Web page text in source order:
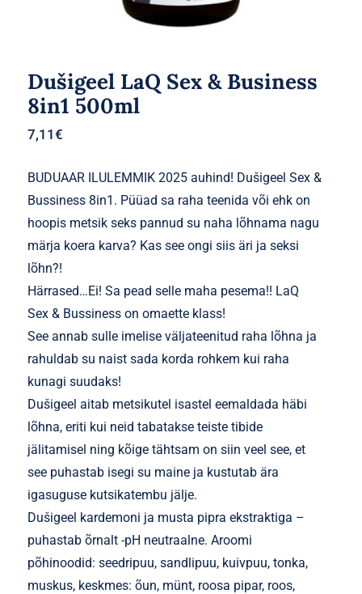
Dušigeel LaQ Sex & Business
8in1 500ml
7,11€
BUDUAAR ILULEMMIK 2025 auhind! Dušigeel Sex &
Bussiness 8in1. Püüad sa raha teenida või ehk on
hoopis metsik seks pannud su naha lõhnama nagu
märja koera karva? Kas see ongi siis äri ja seksi
lõhn?!
Härrased…Ei! Sa pead selle maha pesema!! LaQ
Sex & Bussiness on omaette klass!
See annab sulle imelise väljateenitud raha lõhna ja
rahuldab su naist sada korda rohkem kui raha
kunagi suudaks!
Dušigeel aitab metsikutel isastel eemaldada häbi
lõhna, eriti kui neid tabatakse teiste tibide
jälitamisel ning kõige tähtsam on siin veel see, et
see puhastab isegi su maine ja kustutab ära
igasuguse kutsikatembu jälje.
Dušigeel kardemoni ja musta pipra ekstraktiga –
puhastab õrnalt -pH neutraalne. Aroomi
põhinoodid: seedripuu, sandlipuu, kuivpuu, tonka,
muskus, keskmes: õun, münt, roosa pipar, roos,